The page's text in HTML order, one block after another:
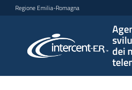
Vai al contenuto
Vai alla navigazione
Vai al footer
Regione Emilia-Romagna
dei
per lo
sviluppo